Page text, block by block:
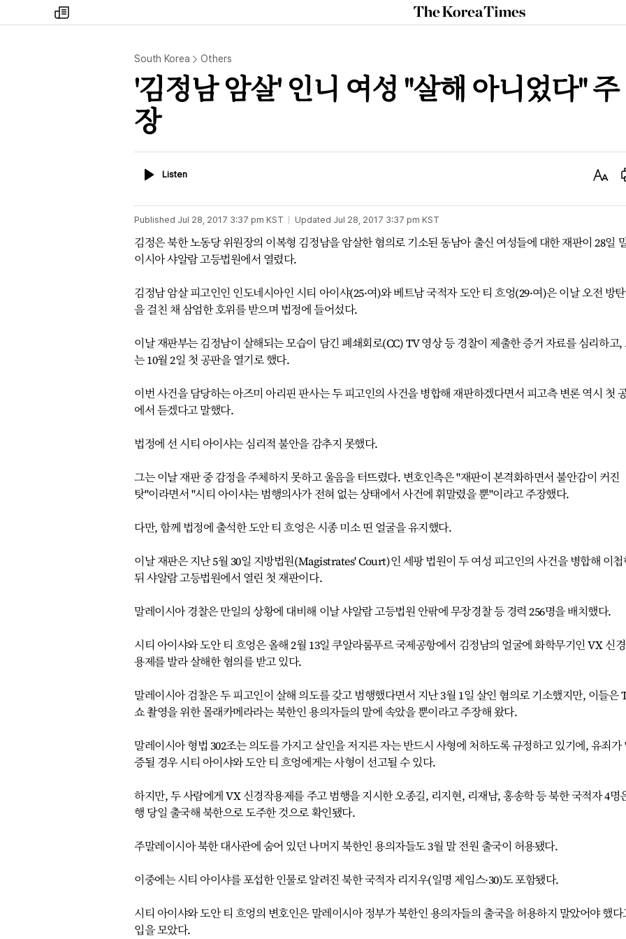
my
times
The
Korea
South Korea Others
'김정남 암살' 인니 여성 "살해 아니었다" 주
장
ListenListen
Text
Published Jul 28, 2017 3:37 pm KST Updated Jul 28, 2017 3:37 pm KST
김정은 북한 노동당 위원장의 이복형 김정남을 암살한 혐의로 기소된 동남아 출신 여성들에 대한 재판이 28일
이시아 샤알람 고등법원에서 열렸다.
김정남 암살 피고인인 인도네시아인 시티 아이샤(25·여)와 베트남 국적자 도안 티 흐엉(29·여)은 이날 오전 방
을 걸친 채 삼엄한 호위를 받으며 법정에 들어섰다.
이날 재판부는 김정남이 살해되는 모습이 담긴 폐쇄회로(CC) TV 영상 등 경찰이 제출한 증거 자료를 심리하고,
는 10월 2일 첫 공판을 열기로 했다.
이번 사건을 담당하는 아즈미 아리핀 판사는 두 피고인의 사건을 병합해 재판하겠다면서 피고측 변론 역시 첫
에서 듣겠다고 말했다.
법정에 선 시티 아이샤는 심리적 불안을 감추지 못했다.
그는 이날 재판 중 감정을 주체하지 못하고 울음을 터뜨렸다. 변호인측은 "재판이 본격화하면서 불안감이 커진
탓"이라면서 "시티 아이샤는 범행의사가 전혀 없는 상태에서 사건에 휘말렸을 뿐"이라고 주장했다.
다만, 함께 법정에 출석한 도안 티 흐엉은 시종 미소 띤 얼굴을 유지했다.
이날 재판은 지난 5월 30일 지방법원(Magistrates' Court)인 세팡 법원이 두 여성 피고인의 사건을 병합해 이첩
뒤 샤알람 고등법원에서 열린 첫 재판이다.
말레이시아 경찰은 만일의 상황에 대비해 이날 샤알람 고등법원 안팎에 무장경찰 등 경력 256명을 배치했다.
시티 아이샤와 도안 티 흐엉은 올해 2월 13일 쿠알라룸푸르 국제공항에서 김정남의 얼굴에 화학무기인 VX 신
용제를 발라 살해한 혐의를 받고 있다.
말레이시아 검찰은 두 피고인이 살해 의도를 갖고 범행했다면서 지난 3월 1일 살인 혐의로 기소했지만, 이들은
쇼 촬영을 위한 몰래카메라라는 북한인 용의자들의 말에 속았을 뿐이라고 주장해 왔다.
말레이시아 형법 302조는 의도를 가지고 살인을 저지른 자는 반드시 사형에 처하도록 규정하고 있기에, 유죄가
증될 경우 시티 아이샤와 도안 티 흐엉에게는 사형이 선고될 수 있다.
하지만, 두 사람에게 VX 신경작용제를 주고 범행을 지시한 오종길, 리지현, 리재남, 홍송학 등 북한 국적자 4명
행 당일 출국해 북한으로 도주한 것으로 확인됐다.
주말레이시아 북한 대사관에 숨어 있던 나머지 북한인 용의자들도 3월 말 전원 출국이 허용됐다.
이중에는 시티 아이샤를 포섭한 인물로 알려진 북한 국적자 리지우(일명 제임스·30)도 포함됐다.
시티 아이샤와 도안 티 흐엉의 변호인은 말레이시아 정부가 북한인 용의자들의 출국을 허용하지 말았어야 했다
입을 모았다.